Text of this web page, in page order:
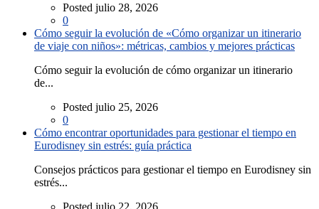
Posted julio 28, 2026
0
Cómo seguir la evolución de «Cómo organizar un itinerario
de viaje con niños»: métricas, cambios y mejores prácticas
Cómo seguir la evolución de cómo organizar un itinerario
de...
Posted julio 25, 2026
0
Cómo encontrar oportunidades para gestionar el tiempo en
Eurodisney sin estrés: guía práctica
Consejos prácticos para gestionar el tiempo en Eurodisney sin
estrés...
Posted julio 22, 2026